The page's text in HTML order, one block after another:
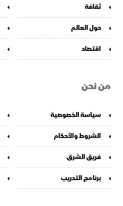
ثقافة
حول العالم
اقتصاد
من نحن
سياسة الخصوصية
الشروط والأحكام
فريق الشرق
برنامج التدريب